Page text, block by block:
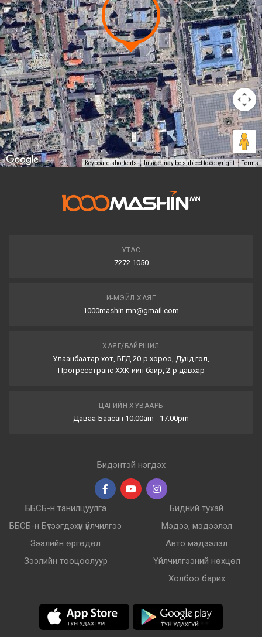
Keyboard shortcuts Image may be subject to copyright Terms
УТАС
7272 1050
И-МЭЙЛ ХАЯГ
1000mashin.mn@gmail.com
ХАЯГ/БАЙРШИЛ
Улаанбаатар хот, БГД 20-р хороо, Дунд гол,
Прогресстранс ХХК-ийн байр, 2-р давхар
ЦАГИЙН ХУВААРЬ
Даваа-Баасан 10:00am - 17:00pm
Бидэнтэй нэгдэх
ББСБ-н танилцуулга
ББСБ-н Бүтээгдэхүүн үйлчилгээ
Зээлийн өргөдөл
Зээлийн тооцоолуур
Бидний тухай
Мэдээ, мэдээлэл
Авто мэдээлэл
Үйлчилгээний нөхцөл
Холбоо барих